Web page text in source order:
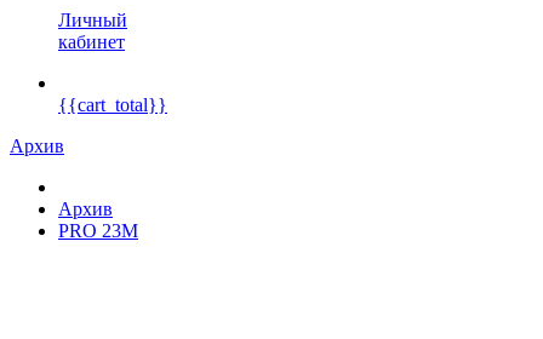
Личный
кабинет
{{cart_total}}
Архив
Архив
PRO 23M